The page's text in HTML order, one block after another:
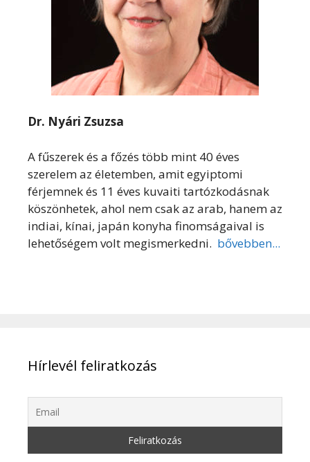
Dr. Nyári Zsuzsa
A fűszerek és a főzés több mint 40 éves
szerelem az életemben, amit egyiptomi
férjemnek és 11 éves kuvaiti tartózkodásnak
köszönhetek, ahol nem csak az arab, hanem az
indiai, kínai, japán konyha finomságaival is
lehetőségem volt megismerkedni. bővebben...
Hírlevél feliratkozás